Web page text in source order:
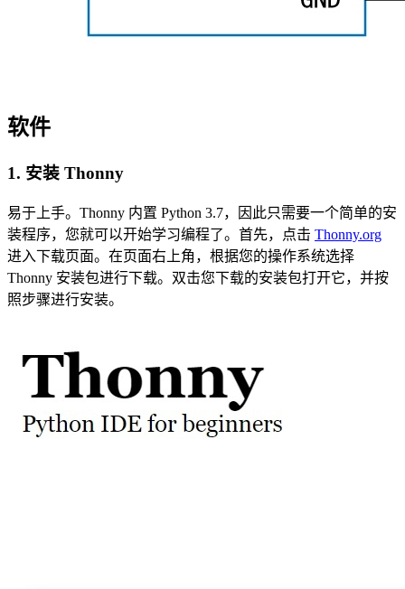
软件
1. 安装 Thonny​
易于上手。Thonny 内置 Python 3.7，因此只需要一个简单的安
装程序，您就可以开始学习编程了。首先，点击 Thonny.org
进入下载页面。在页面右上角，根据您的操作系统选择
Thonny 安装包进行下载。双击您下载的安装包打开它，并按
照步骤进行安装。